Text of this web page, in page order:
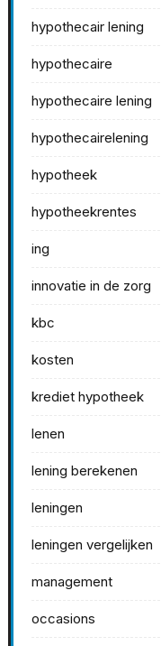
hypothecair lening
hypothecaire
hypothecaire lening
hypothecairelening
hypotheek
hypotheekrentes
ing
innovatie in de zorg
kbc
kosten
krediet hypotheek
lenen
lening berekenen
leningen
leningen vergelijken
management
occasions